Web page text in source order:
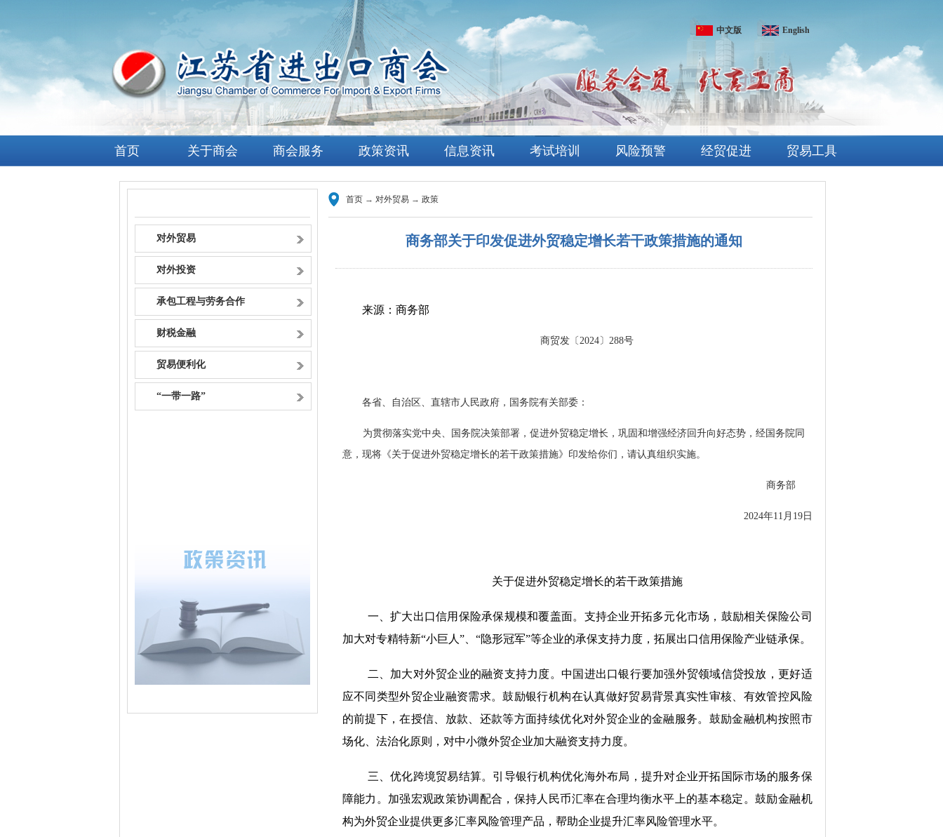
中文版 English
首页 关于商会 商会服务 政策资讯 信息资讯 考试培训 风险预警 经贸促进 贸易工具
对外贸易
对外投资
承包工程与劳务合作
财税金融
贸易便利化
“一带一路”
首页→ 对外贸易→ 政策
商务部关于印发促进外贸稳定增长若干政策措施的通知
来源：商务部
商贸发〔2024〕288号
各省、自治区、直辖市人民政府，国务院有关部委：
为贯彻落实党中央、国务院决策部署，促进外贸稳定增长，巩固和增强经济回升向好态势，经国务院同
意，现将《关于促进外贸稳定增长的若干政策措施》印发给你们，请认真组织实施。
商务部
2024年11月19日
关于促进外贸稳定增长的若干政策措施
一、扩大出口信用保险承保规模和覆盖面。 支持企业开拓多元化市场， 鼓励相关保险公司
加大对专精特新“小巨人”、 “隐形冠军”等企业的承保支持力度， 拓展出口信用保险产业链承保。
二、 加大对外贸企业的融资支持力度。 中国进出口银行要加强外贸领域信贷投放 ，更好适
应不同类型外贸企业融资需求。鼓励银行机构在认真做好贸易背景真实性审核、有效管控风险
的前提下，在授信、放款、还款等方面持续优化对外贸企业的金融服务。 鼓励金融机构按照市
场化、法治化原则，对中小微外贸企业加大融资支持力度。
三、优化跨境贸易结算。 引 导银行机构优化海外布局，提升对企业开拓国际市场的服务保
障能力。 加强宏观政策协调配合， 保持人民币汇率在合理均衡水平上的基本稳定。鼓励金融机
构为外贸企业提供更多汇率风险管理产品，帮助企业提升汇率风险管理水平。